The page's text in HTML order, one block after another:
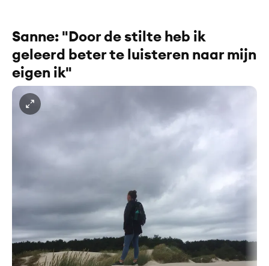
Sanne: "Door de stilte heb ik
geleerd beter te luisteren naar mijn
eigen ik"